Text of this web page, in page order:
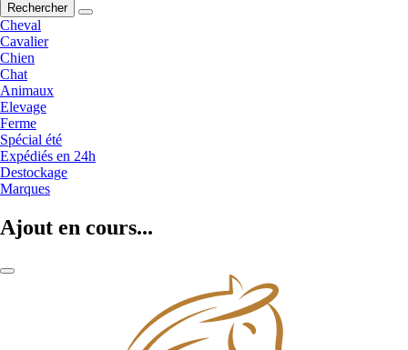
Rechercher
Cheval
Cavalier
Chien
Chat
Animaux
Elevage
Ferme
Spécial été
Expédiés en 24h
Destockage
Marques
Ajout en cours...